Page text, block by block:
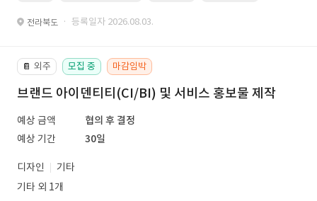
전라북도 · 등록일자 2026.08.03.
📔 외주 모집 중 마감임박
브랜드 아이덴티티(CI/BI) 및 서비스 홍보물 제작
예상 금액
협의 후 결정
예상 기간
30일
디자인
기타
기타 외 1개